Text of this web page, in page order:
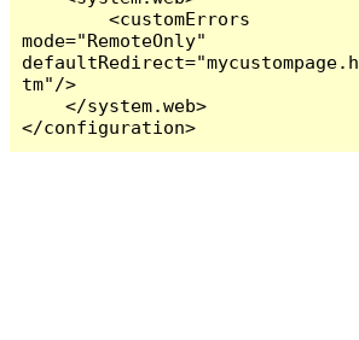
        <customErrors
mode="RemoteOnly"
defaultRedirect="mycustompage.h
tm"/>
    </system.web>
</configuration>